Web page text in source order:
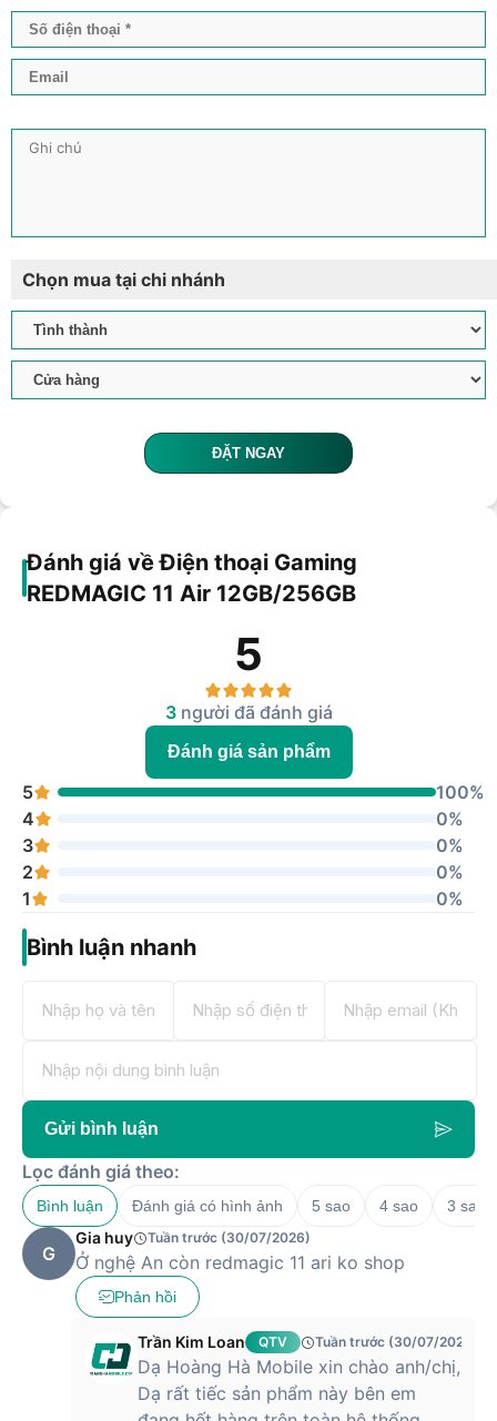
Chọn mua tại chi nhánh
ĐẶT NGAY
Đánh giá về Điện thoại Gaming
REDMAGIC 11 Air 12GB/256GB
5
3người đã đánh giá
Đánh giá sản phẩm
5
100%
4
0%
3
0%
2
0%
1
0%
Bình luận nhanh
Gửi bình luận
Lọc đánh giá theo:
Bình luận Đánh giá có hình ảnh 5 sao 4 sao 3 sao
G
Gia huy Tuần trước (30/07/2026)
Ở nghệ An còn redmagic 11 ari ko shop
Phản hồi
Trần Kim Loan QTV Tuần trước (30/07/2026)
Dạ Hoàng Hà Mobile xin chào anh/chị,
Dạ rất tiếc sản phẩm này bên em